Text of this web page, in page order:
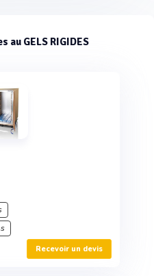
au GELS RIGIDES
Recevoir un devis